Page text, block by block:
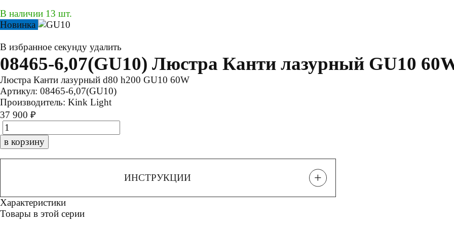
В наличии 13 шт.
Новинка
В избранное секунду удалить
08465-6,07(GU10) Люстра Канти лазурный GU10
Люстра Канти лазурный d80 h200 GU10 60W
Артикул: 08465-6,07(GU10)
Производитель: Kink Light
37 900 ₽
в корзину
ИНСТРУКЦИИ +
Характеристики
Товары в этой серии